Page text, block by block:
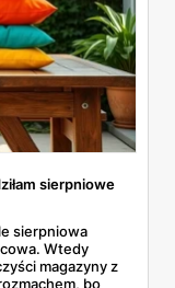
sierpniowe
sierpniowa
Wtedy
magazyny z
bo